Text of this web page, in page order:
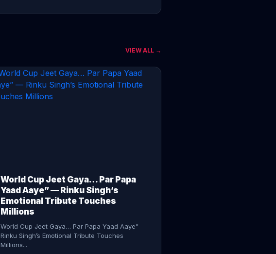
CONTINUE READING →
VIEW ALL →
World Cup Jeet Gaya… Par Papa
Yaad Aaye” — Rinku Singh’s
Emotional Tribute Touches
Millions
World Cup Jeet Gaya… Par Papa Yaad Aaye” —
Rinku Singh’s Emotional Tribute Touches
Millions...